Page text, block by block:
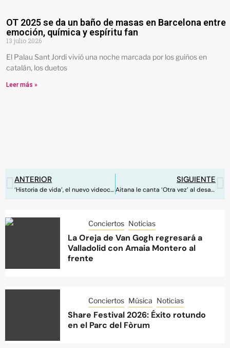
OT 2025 se da un baño de masas en Barcelona entre
emoción, química y espíritu fan
13 julio 2026
El Palau Sant Jordi vivió una noche marcada por los guiños en
catalán, los duetos
Leer más »
ANTERIOR
‘Historia de vida’, el nuevo videoclip de María Peláe junto a Vanesa Martín
SIGUIENTE
Aitana le canta ‘Otra vez’ al desamor
Conciertos Noticias
La Oreja de Van Gogh regresará a
Valladolid con Amaia Montero al
frente
Conciertos Música Noticias
Share Festival 2026: Éxito rotundo
en el Parc del Fòrum